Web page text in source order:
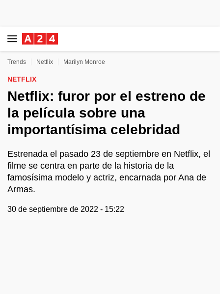
Trends Netflix Marilyn Monroe
NETFLIX
Netflix: furor por el estreno de
la película sobre una
importantísima celebridad
Estrenada el pasado 23 de septiembre en Netflix, el
filme se centra en parte de la historia de la
famosísima modelo y actriz, encarnada por Ana de
Armas.
30 de septiembre de 2022 - 15:22